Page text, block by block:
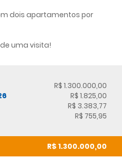
dois apartamentos por
uma visita!
R$ 1.300.000,00
R$ 1.825,00
R$ 3.383,77
R$ 755,95
R$ 1.300.000,00